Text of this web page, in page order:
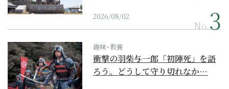
2026/08/02
No.
趣味･教養
衝撃の羽柴与一郎「初陣死」を語
ろう。どうして守り切れなか…